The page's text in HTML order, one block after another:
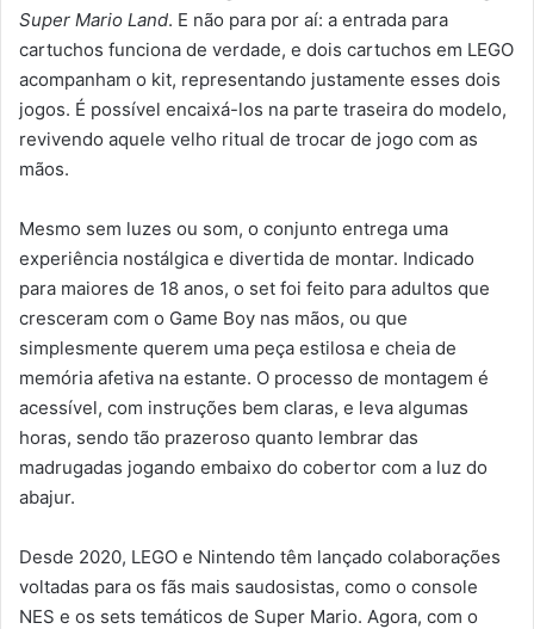
Super Mario Land. E não para por aí: a entrada para
cartuchos funciona de verdade, e dois cartuchos em LEGO
acompanham o kit, representando justamente esses dois
jogos. É possível encaixá-los na parte traseira do modelo,
revivendo aquele velho ritual de trocar de jogo com as
mãos.
Mesmo sem luzes ou som, o conjunto entrega uma
experiência nostálgica e divertida de montar. Indicado
para maiores de 18 anos, o set foi feito para adultos que
cresceram com o Game Boy nas mãos, ou que
simplesmente querem uma peça estilosa e cheia de
memória afetiva na estante. O processo de montagem é
acessível, com instruções bem claras, e leva algumas
horas, sendo tão prazeroso quanto lembrar das
madrugadas jogando embaixo do cobertor com a luz do
abajur.
Desde 2020, LEGO e Nintendo têm lançado colaborações
voltadas para os fãs mais saudosistas, como o console
NES e os sets temáticos de Super Mario. Agora, com o